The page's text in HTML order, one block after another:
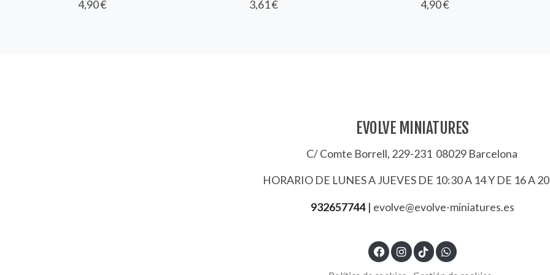
4,90 € 3,61 € 4,90 €
EVOLVE MINIATURES
C/ Comte Borrell, 229-231 08029 Barcelona
HORARIO DE LUNES A JUEVES DE 10:30 A 14 Y DE 16 A
932657744 | evolve@evolve-miniatures.es